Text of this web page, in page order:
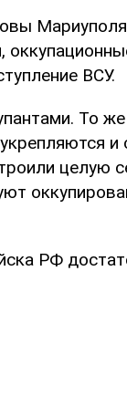
ВСУ.
То же
и
целую
РФ